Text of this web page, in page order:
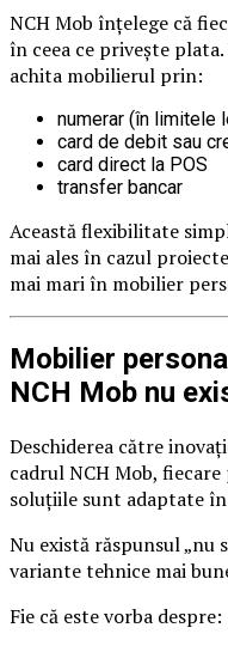
NCH Mob înțelege că
în ceea ce privește
achita mobilierul prin:
numerar (în limitele
card de debit sau
card direct la POS
transfer bancar
Această flexibilitate
mai ales în cazul
mai mari în mobilier
Mobilier
NCH Mob nu
Deschiderea către
cadrul NCH Mob,
soluțiile sunt adaptate
Nu există răspunsul „nu
variante tehnice mai
Fie că este vorba despre: